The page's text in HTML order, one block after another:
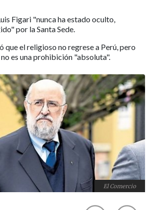
Figari "nunca ha estado oculto,
por la Santa Sede.
que el religioso no regrese a Perú, pero
es una prohibición "absoluta".
El Comercio